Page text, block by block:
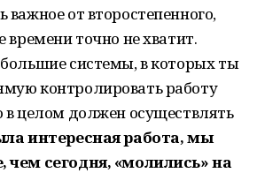
важное от второстепенного,
времени точно не хватит.
системы, в которых ты
контролировать работу
в целом должен осуществлять
интересная работа, мы
чем сегодня, «молились» на